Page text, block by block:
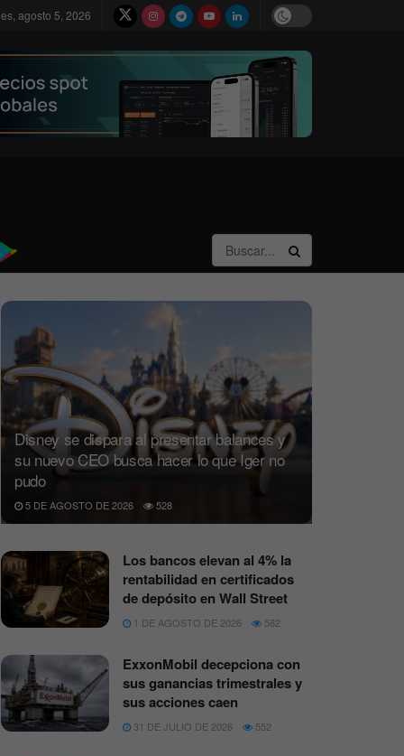
agosto 5, 2026
Disney se dispara al presentar balances y
su nuevo CEO busca hacer lo que Iger no
pudo
5 DE AGOSTO DE 2026 528
Los bancos elevan al 4% la
rentabilidad en certificados
de depósito en Wall Street
1 DE AGOSTO DE 2026 582
ExxonMobil decepciona con
sus ganancias trimestrales y
sus acciones caen
31 DE JULIO DE 2026 552